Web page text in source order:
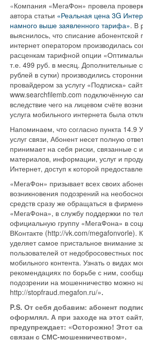
«Компания «МегаФон» провела
автора статьи «Реальная цена 3G
намного выше заявленного тарифа». В
выяснилось, что списание
интернет оператором производилась
расценкам тарифной опции
т.е. 499 руб. в месяц. Дополнительные
рублей в сутки) производились
провайдером за услугу «Подписка»
www.searchfilemb.com подключённую
вследствие чего на лицевом счёте
услуга мобильного интернета была
Напоминаем, что согласно пункта 14.9
услуг связи, Абонент несет полную
принимает на себя риски, связанные с
материалов, информации, услуг и
Интернет, доступ к которой
«МегаФон» призывает всех своих
возникновения подозрений на
средств сразу же обращаться в
«МегаФона», в службу поддержки по
официальную группу «МегаФона» в
ВКонтакте (http://vk.com/
уделяет самое пристальное внимание
пользователей от недобросовестных
мобильного контента. Узнать о видах
рекомендациях по борьбе с ним,
подозрении на мошенничество можно
http://stopfraud.megafon.ru/».
P.S. От себя добавим: абонент
оформлял. А при заходе на этот
предупреждает: «Осторожно! Этот
связан с СМС-мошенничеством».